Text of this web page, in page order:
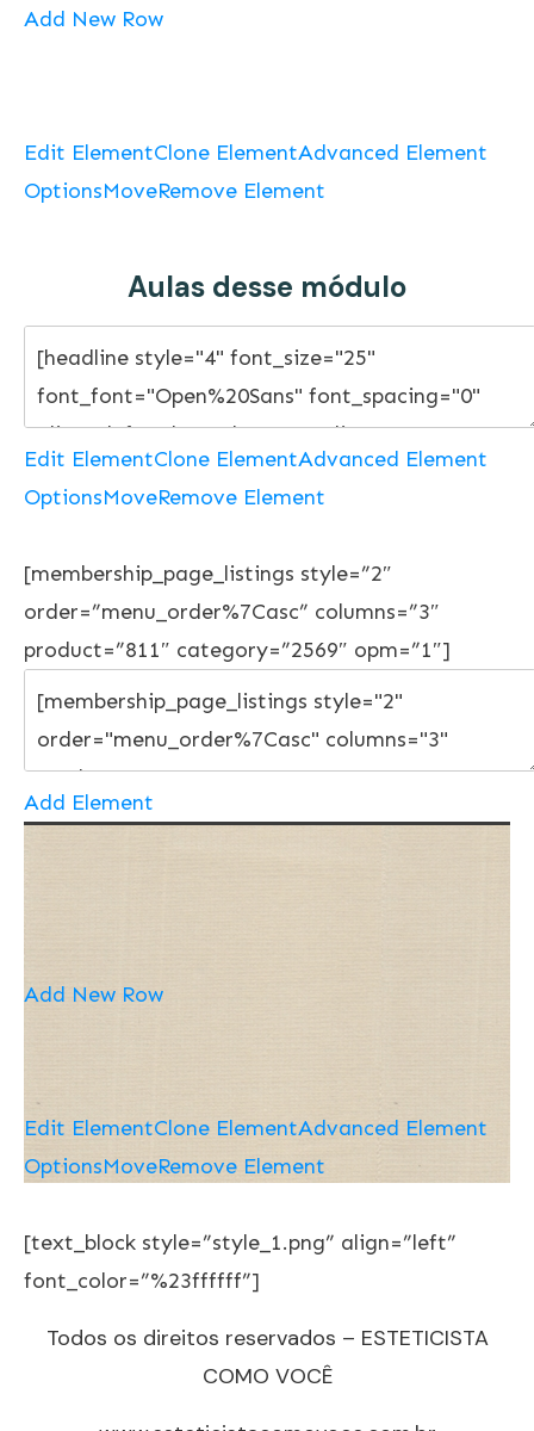
Add New Row
Edit ElementClone ElementAdvanced Element
OptionsMoveRemove Element
Aulas desse módulo
Edit ElementClone ElementAdvanced Element
OptionsMoveRemove Element
[membership_page_listings style=”2″
order=”menu_order%7Casc” columns=”3″
product=”811″ category=”2569″ opm=”1″]
Add Element
Add New Row
Edit ElementClone ElementAdvanced Element
OptionsMoveRemove Element
[text_block style=”style_1.png” align=”left”
font_color=”%23ffffff”]
Todos os direitos reservados – ESTETICISTA
COMO VOCÊ